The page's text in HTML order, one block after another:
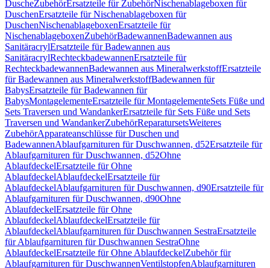
DuscheZubehörErsatzteile für ZubehörNischenablageboxen für
DuschenErsatzteile für Nischenablageboxen für
DuschenNischenablageboxenErsatzteile für
NischenablageboxenZubehörBadewannenBadewannen aus
SanitäracrylErsatzteile für Badewannen aus
SanitäracrylRechteckbadewannenErsatzteile für
RechteckbadewannenBadewannen aus MineralwerkstoffErsatzteile
für Badewannen aus MineralwerkstoffBadewannen für
BabysErsatzteile für Badewannen für
BabysMontagelementeErsatzteile für MontagelementeSets Füße und
Sets Traversen und WandankerErsatzteile für Sets Füße und Sets
Traversen und WandankerZubehörReparatursetsWeiteres
ZubehörApparateanschlüsse für Duschen und
BadewannenAblaufgarnituren für Duschwannen, d52Ersatzteile für
Ablaufgarnituren für Duschwannen, d52Ohne
AblaufdeckelErsatzteile für Ohne
AblaufdeckelAblaufdeckelErsatzteile für
AblaufdeckelAblaufgarnituren für Duschwannen, d90Ersatzteile für
Ablaufgarnituren für Duschwannen, d90Ohne
AblaufdeckelErsatzteile für Ohne
AblaufdeckelAblaufdeckelErsatzteile für
AblaufdeckelAblaufgarnituren für Duschwannen SestraErsatzteile
für Ablaufgarnituren für Duschwannen SestraOhne
AblaufdeckelErsatzteile für Ohne AblaufdeckelZubehör für
Ablaufgarnituren für DuschwannenVentilstopfenAblaufgarnituren